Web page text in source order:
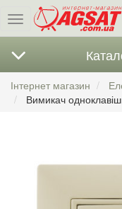
Меню
Інтернет магазин
Вимикач